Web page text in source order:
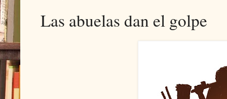
Las abuelas dan el golpe